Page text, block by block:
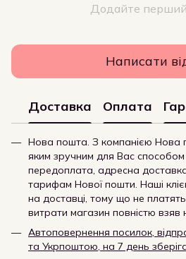
Додайте перший
Написати
Доставка Оплата
Нова пошта. З компанією
яким зручним для Вас способом
передоплата, адресна
тарифам Нової пошти. Наші
на доставці, тому що не
витрати магазин повністю взяв
Автоповернення посилок,
та Укрпоштою, на 7 день